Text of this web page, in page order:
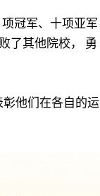
冠军、十项亚军
了其他院校， 勇
彰他们在各自的运